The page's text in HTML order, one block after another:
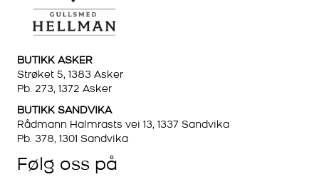
BUTIKK ASKER
Strøket 5, 1383 Asker
Pb. 273, 1372 Asker
BUTIKK SANDVIKA
Rådmann Halmrasts vei 13, 1337 Sandvika
Pb. 378, 1301 Sandvika
Følg oss på